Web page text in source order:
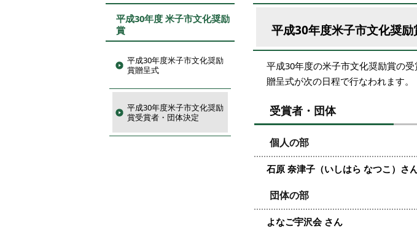
平成30年度 米子市文化奨励
賞
平成30年度米子市文化奨励
賞贈呈式
平成30年度米子市文化奨励
賞受賞者・団体決定
平成30年度米子市文化奨
平成30年度の米子市文化奨励賞の受
贈呈式が次の日程で行なわれます。
受賞者・団体
個人の部
石原 奈津子（いしはら なつこ）さ
団体の部
よなご宇沢会 さん